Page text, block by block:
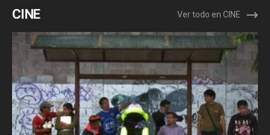
CINE Ver todo en CINE